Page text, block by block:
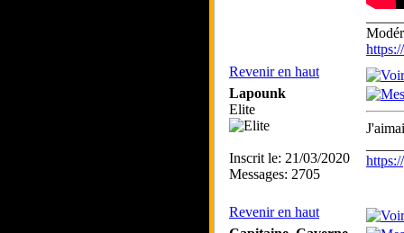
Revenir en haut
Lapounk
Elite
Inscrit le: 21/03/2020
Messages: 2705
Revenir en haut